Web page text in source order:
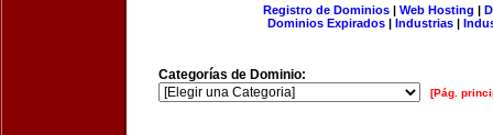
Registro de Dominios| Web Hosting |
Dominios Expirados | Industrias |
Categorías de Dominio:
[Pág.